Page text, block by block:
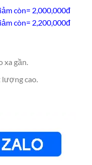
còn= 2,000,000đ
còn= 2,200,000đ
xa gần.
lượng cao.